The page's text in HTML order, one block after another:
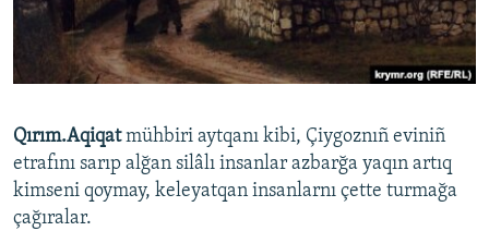
Qırım.Aqiqatmühbiri aytqanı kibi, Çiygoznıñ eviniñ
etrafını sarıp alğan silâlı insanlar azbarğa yaqın artıq
kimseni qoymay, keleyatqan insanlarnı çette turmağa
çağıralar.